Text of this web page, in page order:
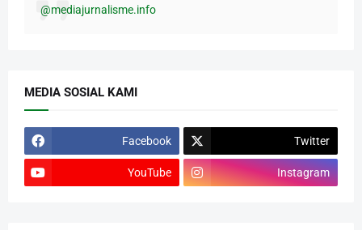
@mediajurnalisme.info
MEDIA SOSIAL KAMI
Facebook Twitter
YouTube Instagram